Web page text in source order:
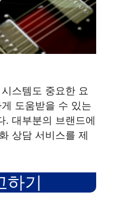
스템도 중요한 요
도움받을 수 있는
. 대부분의 브랜드에
상담 서비스를 제
하기